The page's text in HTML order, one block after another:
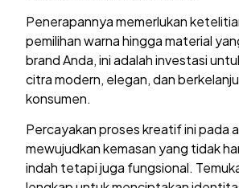
Penerapannya memerlukan
pemilihan warna hingga material
brand Anda, ini adalah investasi
citra modern, elegan, dan
konsumen.
Percayakan proses kreatif ini pada
mewujudkan kemasan yang tidak
indah tetapi juga fungsional.